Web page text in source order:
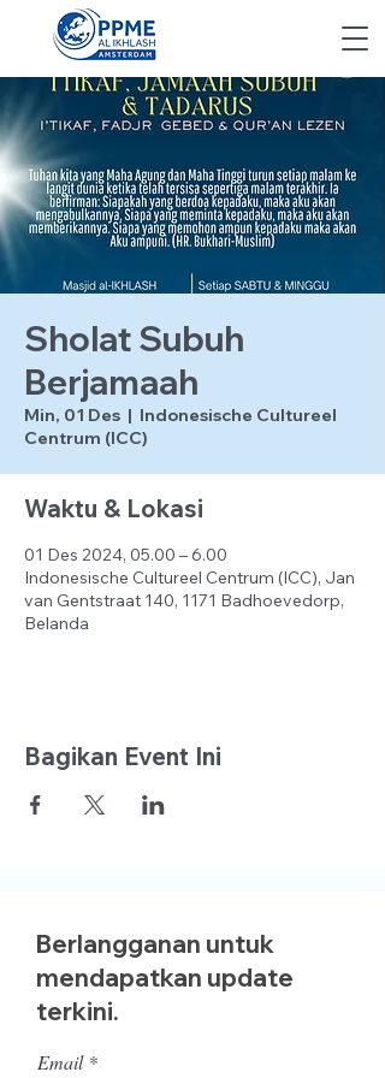
Sholat Subuh
Berjamaah
Min, 01 Des
  |
Indonesische Cultureel
Centrum (ICC)
Waktu & Lokasi
01 Des 2024, 05.00 – 6.00
Indonesische Cultureel Centrum (ICC), Jan
van Gentstraat 140, 1171 Badhoevedorp,
Belanda
Bagikan Event Ini
Berlangganan untuk
mendapatkan update
terkini.
Email